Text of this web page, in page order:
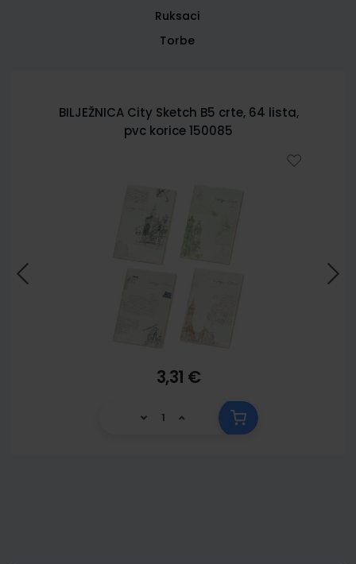
Ruksaci
Torbe
BILJEŽNICA City Sketch B5 crte, 64 lista,
pvc korice 150085
3,31 €